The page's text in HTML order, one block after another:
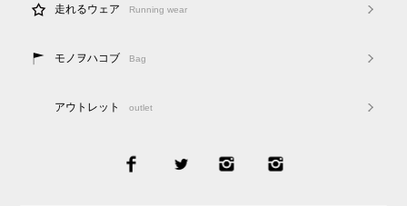
走れるウェア Running wear
モノヲハコブ Bag
アウトレット outlet